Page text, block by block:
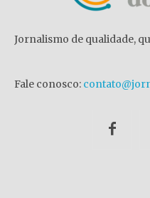
Jornalismo de qualidade,
Fale conosco: